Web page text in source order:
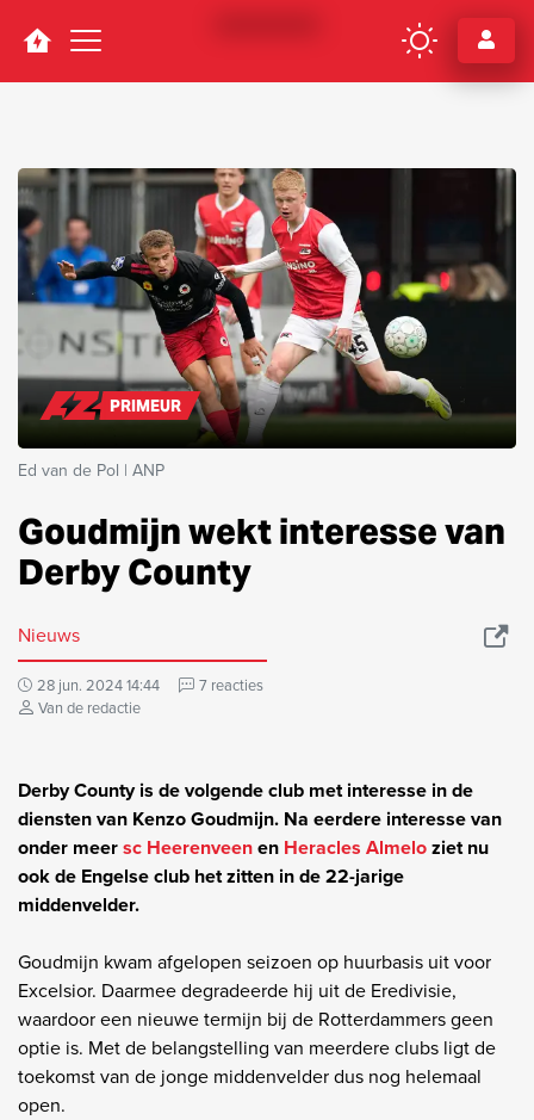
Navigation
PRIMEUR
Ed van de Pol | ANP
Goudmijn wekt interesse van
Derby County
Nieuws
28 jun. 2024 14:44
7 reacties
Van de redactie
Derby County is de volgende club met interesse in de
diensten van Kenzo Goudmijn. Na eerdere interesse van
onder meersc Heerenveenen Heracles Almeloziet nu
ook de Engelse club het zitten in de 22-jarige
middenvelder.
Goudmijn kwam afgelopen seizoen op huurbasis uit voor
Excelsior. Daarmee degradeerde hij uit de Eredivisie,
waardoor een nieuwe termijn bij de Rotterdammers geen
optie is. Met de belangstelling van meerdere clubs ligt de
toekomst van de jonge middenvelder dus nog helemaal
open.